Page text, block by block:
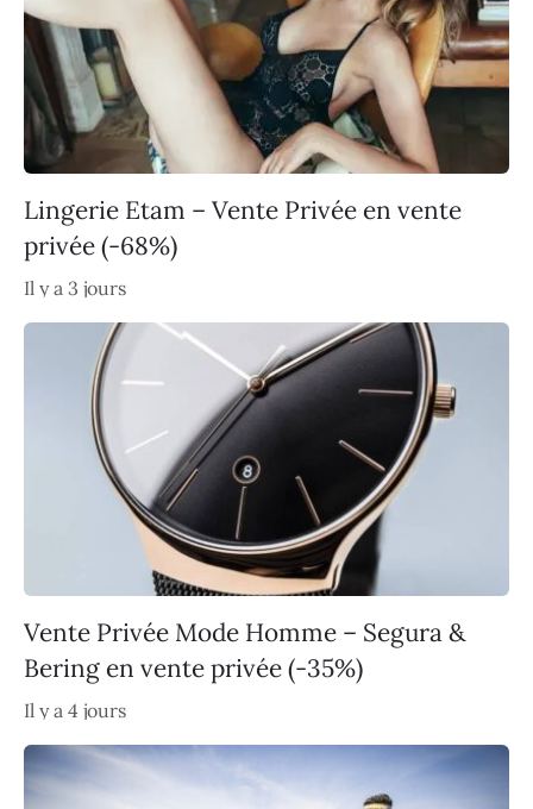
Lingerie Etam – Vente Privée en vente
privée (-68%)
Il y a 3 jours
Vente Privée Mode Homme – Segura &
Bering en vente privée (-35%)
Il y a 4 jours